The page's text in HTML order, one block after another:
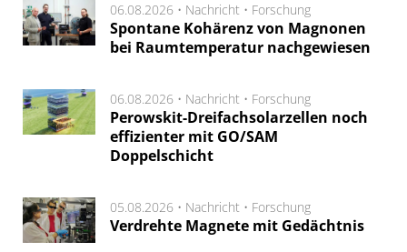
06.08.2026 • Nachricht • Forschung
Spontane Kohärenz von Magnonen
bei Raumtemperatur nachgewiesen
06.08.2026 • Nachricht • Forschung
Perowskit-Dreifachsolarzellen noch
effizienter mit GO/SAM
Doppelschicht
05.08.2026 • Nachricht • Forschung
Verdrehte Magnete mit Gedächtnis